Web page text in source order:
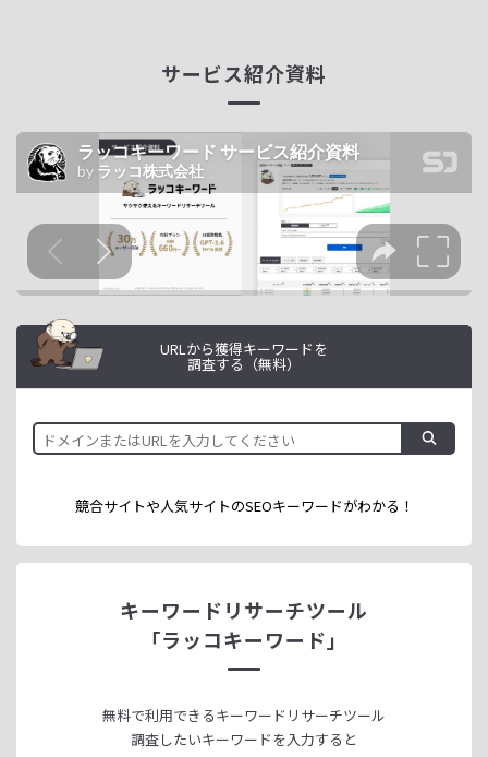
サービス紹介資料
URLから獲得キーワードを
調査する（無料）
競合サイトや人気サイトのSEOキーワードがわかる！
キーワードリサーチツール
「ラッコキーワード」
無料で利用できるキーワードリサーチツール
調査したいキーワードを入力すると